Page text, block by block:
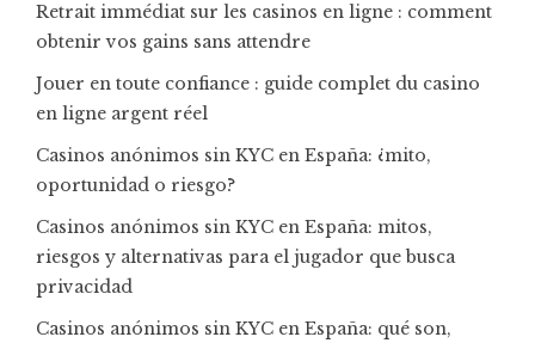
Retrait immédiat sur les casinos en ligne : comment
obtenir vos gains sans attendre
Jouer en toute confiance : guide complet du casino
en ligne argent réel
Casinos anónimos sin KYC en España: ¿mito,
oportunidad o riesgo?
Casinos anónimos sin KYC en España: mitos,
riesgos y alternativas para el jugador que busca
privacidad
Casinos anónimos sin KYC en España: qué son,